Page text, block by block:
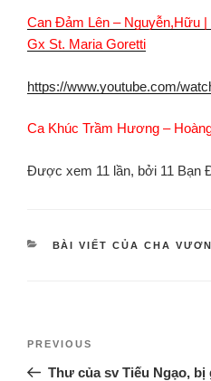
Can Đảm Lên – Nguyễn,Hữu
Gx St. Maria Goretti
https://www.youtube.com/
Ca Khúc Trầm Hương –
Được xem 11 lần, bởi 11 Bạn
BÀI VIẾT CỦA CHA
PREVIOUS
Thư của sv Tiếu Ngạo,